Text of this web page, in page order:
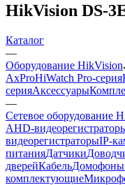
HikVision DS-
Каталог
—
Оборудование HikVision
AxProHiWatch Pro-серия
серияАксессуары
—
Сетевое оборудование
AHD-
видеорегистраторыIP-
питанияДатчики
дверейКабельДомофоны
комплектующие